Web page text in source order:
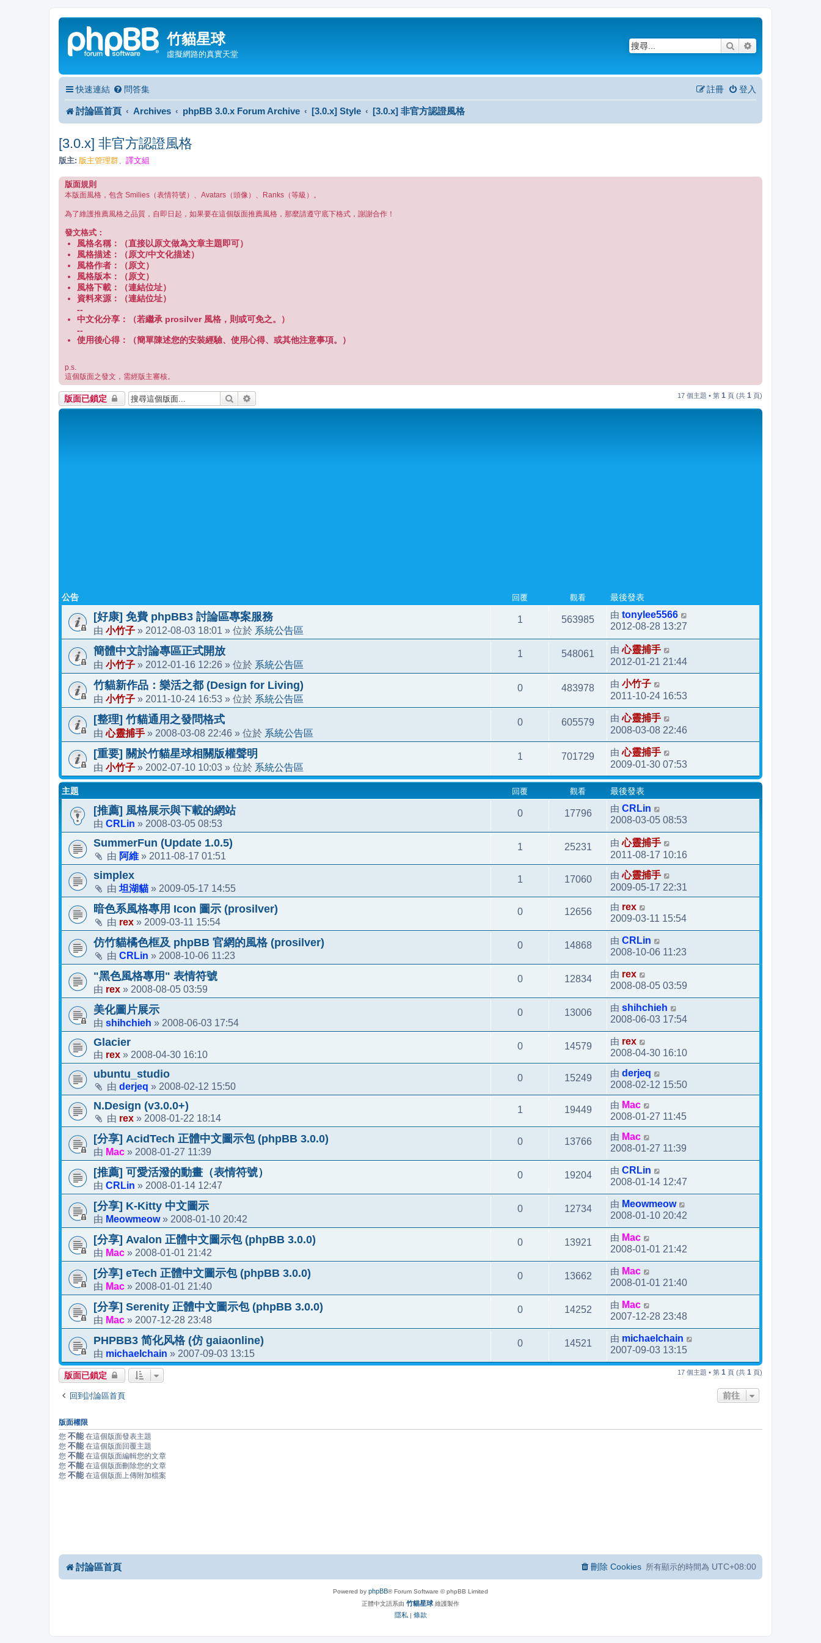
竹貓星球
虛擬網路的真實天堂
搜尋
快速連結 問答集 登入
註冊
討論區首頁 Archives phpBB 3.0.x Forum Archive [3.0.x] Style [3.0.x] 非官方認證風格
[3.0.x] 非官方認證風格
版主: 版主管理群 譯文組
版面規則
本版面風格，包含 Smilies（表情符號）、Avatars（頭像）、Ranks（等級）。
為了維護推薦風格之品質，自即日起，如果要在這個版面推薦風格，那麼請遵守底下格式，謝謝合作！
發文格式：
風格名稱：（直接以原文做為文章主題即可）
風格描述：（原文/中文化描述）
風格作者：（原文）
風格版本：（原文）
風格下載：（連結位址）
資料來源：（連結位址）
--
中文化分享：（若繼承 prosilver 風格，則或可免之。）
--
使用後心得：（簡單陳述您的安裝經驗、使用心得、或其他注意事項。）
p.s.
這個版面之發文，需經版主審核。
版面已鎖定 搜尋 17 個主題 • 第 1 頁 (共 1 頁)
公告 回覆 觀看 最後發表
[好康] 免費 phpBB3 討論區專案服務
由 小竹子 » 2012-08-03 18:01 » 位於 系統公告區
1 563985 由 tonylee5566
2012-08-28 13:27
簡體中文討論專區正式開放
由 小竹子 » 2012-01-16 12:26 » 位於 系統公告區
1 548061 由心靈捕手
2012-01-21 21:44
竹貓新作品：樂活之都 (Design for Living)
由 小竹子 » 2011-10-24 16:53 » 位於 系統公告區
0 483978 由 小竹子
2011-10-24 16:53
[整理] 竹貓通用之發問格式
由心靈捕手 » 2008-03-08 22:46 » 位於 系統公告區
0 605579 由心靈捕手
2008-03-08 22:46
[重要] 關於竹貓星球相關版權聲明
由 小竹子 » 2002-07-10 10:03 » 位於 系統公告區
1 701729 由心靈捕手
2009-01-30 07:53
主題 回覆 觀看 最後發表
[推薦] 風格展示與下載的網站
由 CRLin » 2008-03-05 08:53
0 17796 由 CRLin
2008-03-05 08:53
SummerFun (Update 1.0.5)
由 阿維 » 2011-08-17 01:51
1 25231 由心靈捕手
2011-08-17 10:16
simplex
由坦湖貓 » 2009-05-17 14:55
1 17060 由心靈捕手
2009-05-17 22:31
暗色系風格專用 Icon 圖示 (prosilver)
由 rex » 2009-03-11 15:54
0 12656 由 rex
2009-03-11 15:54
仿竹貓橘色框及 phpBB 官網的風格 (prosilver)
由 CRLin » 2008-10-06 11:23
0 14868 由 CRLin
2008-10-06 11:23
"黑色風格專用" 表情符號
由 rex » 2008-08-05 03:59
0 12834 由 rex
2008-08-05 03:59
美化圖片展示
由 shihchieh » 2008-06-03 17:54
0 13006 由 shihchieh
2008-06-03 17:54
Glacier
由 rex » 2008-04-30 16:10
0 14579 由 rex
2008-04-30 16:10
ubuntu_studio
由 derjeq » 2008-02-12 15:50
0 15249 由 derjeq
2008-02-12 15:50
N.Design (v3.0.0+)
由 rex » 2008-01-22 18:14
1 19449 由 Mac
2008-01-27 11:45
[分享] AcidTech 正體中文圖示包 (phpBB 3.0.0)
由 Mac » 2008-01-27 11:39
0 13766 由 Mac
2008-01-27 11:39
[推薦] 可愛活潑的動畫（表情符號）
由 CRLin » 2008-01-14 12:47
0 19204 由 CRLin
2008-01-14 12:47
[分享] K-Kitty 中文圖示
由 Meowmeow» 2008-01-10 20:42
0 12734 由 Meowmeow
2008-01-10 20:42
[分享] Avalon 正體中文圖示包 (phpBB 3.0.0)
由 Mac » 2008-01-01 21:42
0 13921 由 Mac
2008-01-01 21:42
[分享] eTech 正體中文圖示包 (phpBB 3.0.0)
由 Mac » 2008-01-01 21:40
0 13662 由 Mac
2008-01-01 21:40
[分享] Serenity 正體中文圖示包 (phpBB 3.0.0)
由 Mac » 2007-12-28 23:48
0 14252 由 Mac
2007-12-28 23:48
PHPBB3 简化风格 (仿 gaiaonline)
由 michaelchain » 2007-09-03 13:15
0 14521 由 michaelchain
2007-09-03 13:15
版面已鎖定 17 個主題 • 第 1 頁 (共 1 頁)
回到討論區首頁 前往
版面權限
您 不能 在這個版面發表主題
您 不能 在這個版面回覆主題
您 不能 在這個版面編輯您的文章
您 不能 在這個版面刪除您的文章
您 不能 在這個版面上傳附加檔案
討論區首頁 所有顯示的時間為 UTC+08:00
刪除 Cookies
Powered by phpBB® Forum Software © phpBB Limited
正體中文語系由 竹貓星球 維護製作
隱私 | 條款